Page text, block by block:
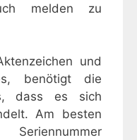
melden zu
und
benötigt die
dass es sich
Am besten